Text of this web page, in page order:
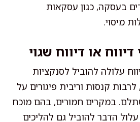
בעסקה, כגון עסקאות
מיסוי.
או דיווח שגוי
עלולה להוביל לסנקציות
קנסות וריבית פיגורים על
במקרים חמורים, בהם מוכח
הדבר להוביל גם להליכים